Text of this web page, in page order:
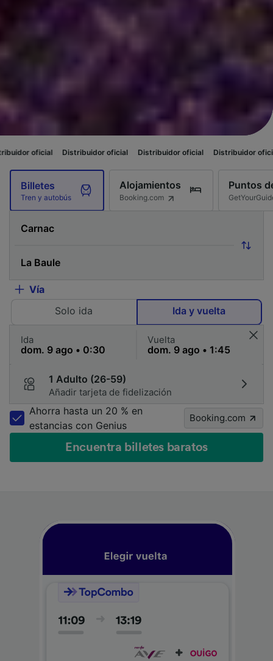
Distribuidor oficial Distribuidor oficial Distribuidor oficial Distribuidor
Billetes
Tren y autobús
Alojamientos
Booking.com
Puntos
Vía
Solo ida
Ida y vuelta
Ida Vuelta
1 Adulto (26-59)
Añadir tarjeta de fidelización
Ahorra hasta un 20 % en
estancias con Genius
Booking.com
Encuentra billetes baratos